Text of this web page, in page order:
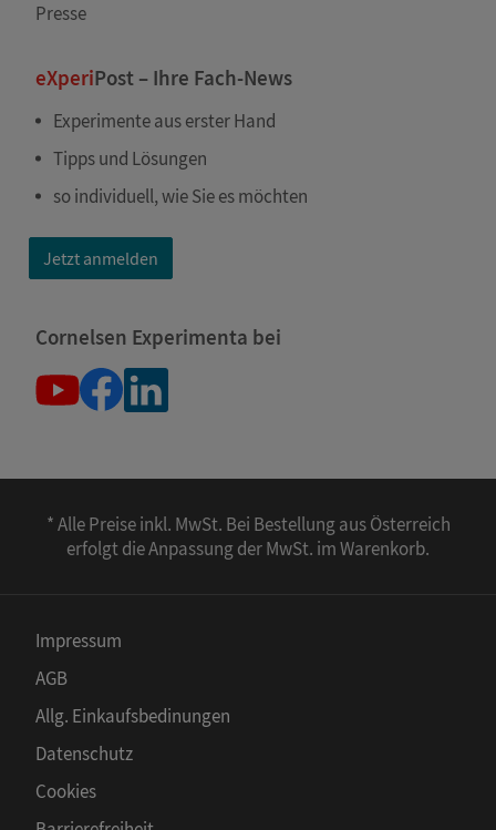
Presse
eXperiPost – Ihre Fach-News
Experimente aus erster Hand
Tipps und Lösungen
so individuell, wie Sie es möchten
Jetzt anmelden
Cornelsen Experimenta bei
* Alle Preise inkl. MwSt. Bei Bestellung aus Österreich
erfolgt die Anpassung der MwSt. im Warenkorb.
Impressum
AGB
Allg. Einkaufsbedinungen
Datenschutz
Cookies